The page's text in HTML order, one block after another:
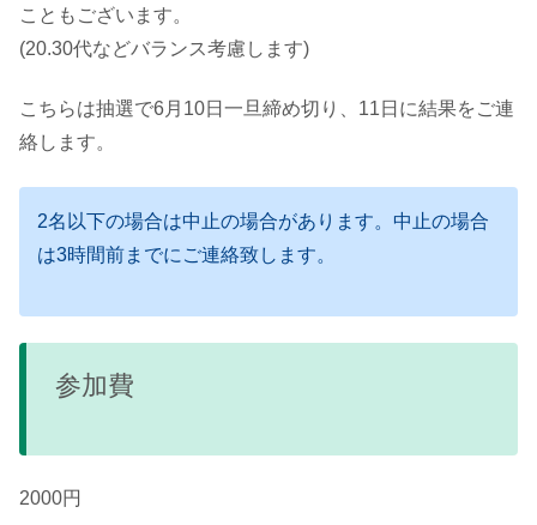
こともございます。
(20.30代などバランス考慮します)
こちらは抽選で6月10日一旦締め切り、11日に結果をご連
絡します。
2名以下の場合は中止の場合があります。中止の場合
は3時間前までにご連絡致します。
参加費
2000円